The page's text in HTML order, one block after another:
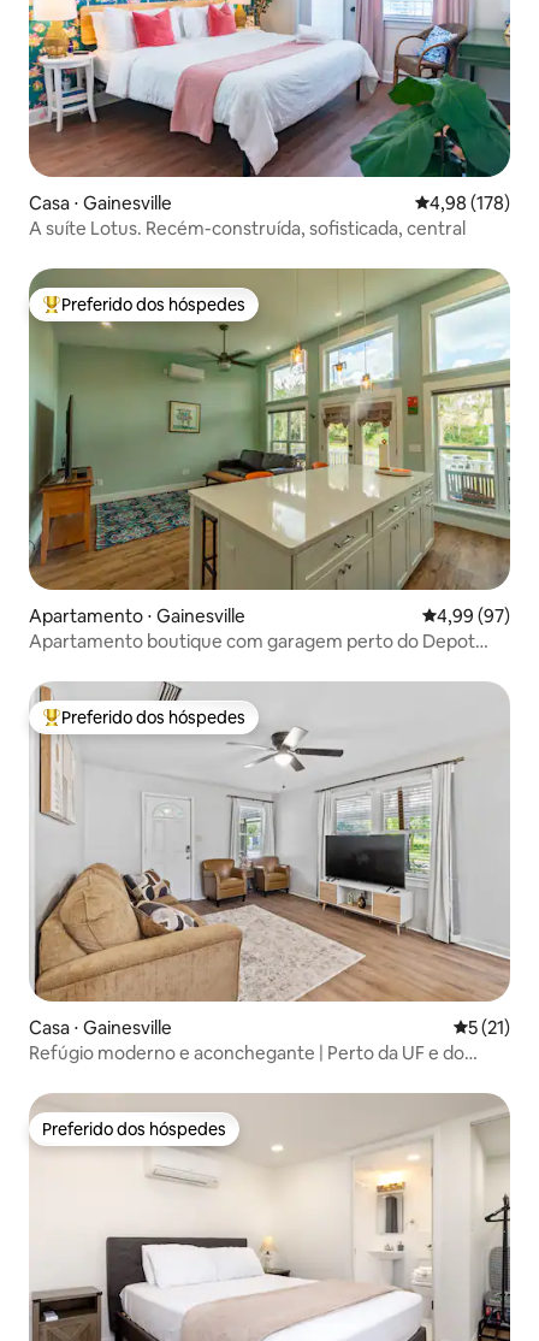
Casa ⋅ Gainesville 4,98 de uma
4,98 (178)
A suíte Lotus. Recém-construída, sofisticada, central
Entre os melhores preferidos dos hóspedes
Preferido dos hóspedes
Apartamento ⋅ Gainesville 4,99 de uma
4,99 (97)
Apartamento boutique com garagem perto do Depot
Entre os melhores preferidos dos hóspedes
Preferido dos hóspedes
Casa ⋅ Gainesville 5 de uma
5 (21)
Refúgio moderno e aconchegante | Perto da UF e do
Preferido dos hóspedes
Preferido dos hóspedes